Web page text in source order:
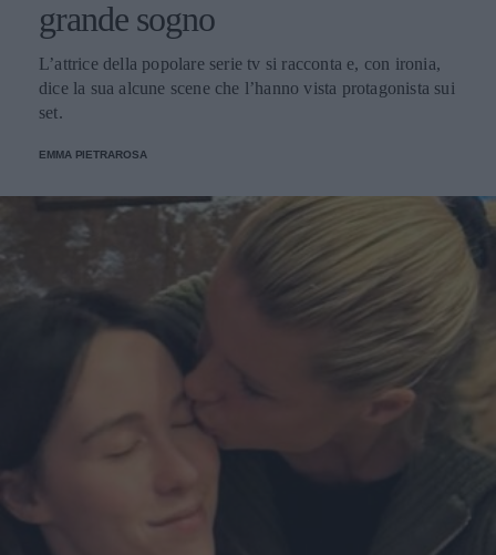
grande sogno
L’attrice della popolare serie tv si racconta e, con ironia,
dice la sua alcune scene che l’hanno vista protagonista sui
set.
EMMA PIETRAROSA